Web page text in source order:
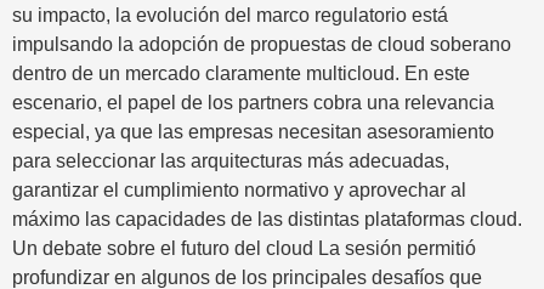
su impacto, la evolución del marco regulatorio está
impulsando la adopción de propuestas de cloud soberano
dentro de un mercado claramente multicloud. En este
escenario, el papel de los partners cobra una relevancia
especial, ya que las empresas necesitan asesoramiento
para seleccionar las arquitecturas más adecuadas,
garantizar el cumplimiento normativo y aprovechar al
máximo las capacidades de las distintas plataformas cloud.
Un debate sobre el futuro del cloud La sesión permitió
profundizar en algunos de los principales desafíos que